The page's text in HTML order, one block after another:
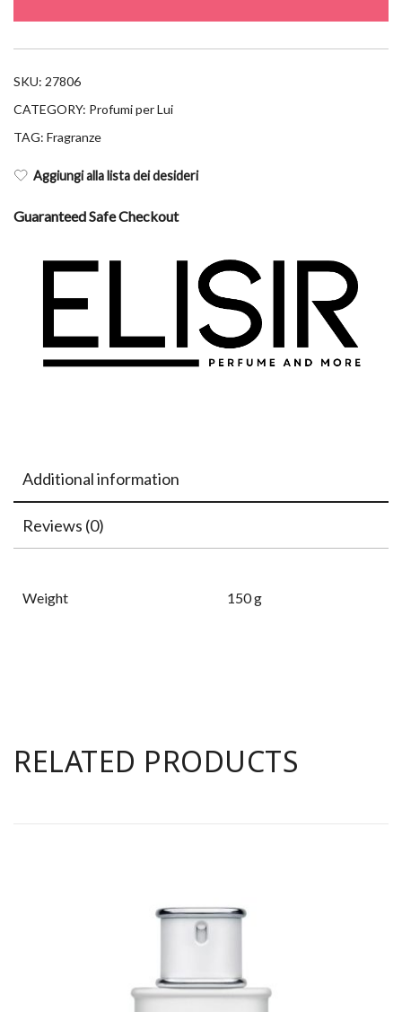
SKU: 27806
CATEGORY: Profumi per Lui
TAG: Fragranze
Aggiungi alla lista dei desideri
Guaranteed Safe Checkout
Additional information
Reviews (0)
Weight 150 g
RELATED PRODUCTS